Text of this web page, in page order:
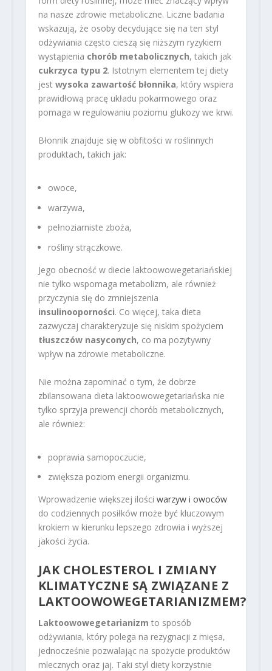
na nasze zdrowie metaboliczne. Liczne badania
wskazują, że osoby decydujące się na ten styl
odżywiania często cieszą się niższym ryzykiem
wystąpienia chorób metabolicznych, takich jak
cukrzyca typu 2. Istotnym elementem tej diety
jest wysoka zawartość błonnika, który wspiera
prawidłową pracę układu pokarmowego oraz
pomaga w regulowaniu poziomu glukozy we krwi.
Błonnik znajduje się w obfitości w roślinnych
produktach, takich jak:
owoce,
warzywa,
pełnoziarniste zboża,
rośliny strączkowe.
Jego obecność w diecie laktoowowegetariańskiej
nie tylko wspomaga metabolizm, ale również
przyczynia się do zmniejszenia
insulinooporności. Co więcej, taka dieta
zazwyczaj charakteryzuje się niskim spożyciem
tłuszczów nasyconych, co ma pozytywny
wpływ na zdrowie metaboliczne.
Nie można zapominać o tym, że dobrze
zbilansowana dieta laktoowowegetariańska nie
tylko sprzyja prewencji chorób metabolicznych,
ale również:
poprawia samopoczucie,
zwiększa poziom energii organizmu.
Wprowadzenie większej ilości warzyw i owoców
do codziennych posiłków może być kluczowym
krokiem w kierunku lepszego zdrowia i wyższej
jakości życia.
JAK CHOLESTEROL I ZMIANY
KLIMATYCZNE SĄ ZWIĄZANE Z
LAKTOOWOWEGETARIANIZMEM?
Laktoowowegetarianizm to sposób
odżywiania, który polega na rezygnacji z mięsa,
jednocześnie pozwalając na spożycie produktów
mlecznych oraz jaj. Taki styl diety korzystnie